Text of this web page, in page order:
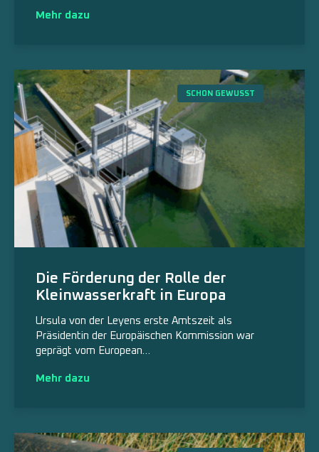
Mehr dazu
SCHON GEWUSST
Die Förderung der Rolle der
Kleinwasserkraft in Europa
Ursula von der Leyens erste Amtszeit als
Präsidentin der Europäischen Kommission war
geprägt vom European…
Mehr dazu